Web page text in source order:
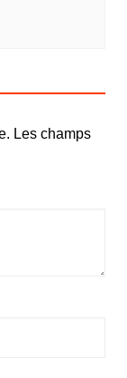
Les champs